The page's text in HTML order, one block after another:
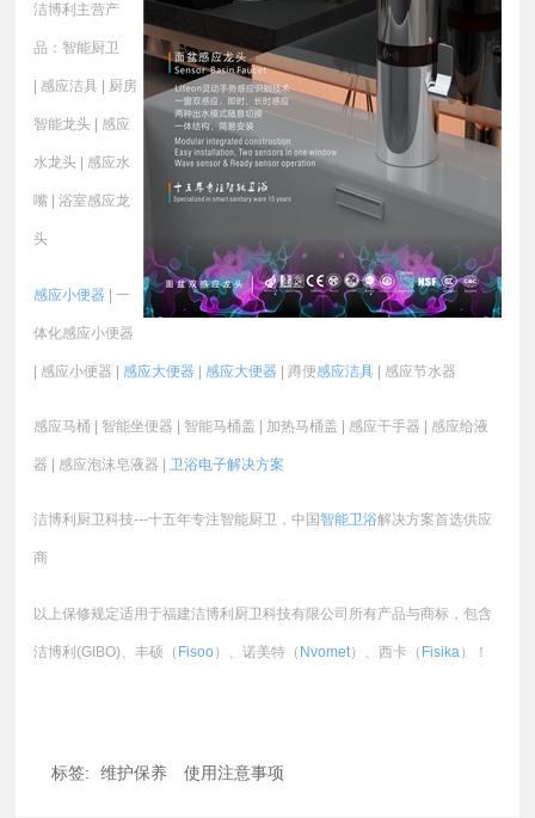
洁博利主营产
品：智能厨卫
| 感应洁具 | 厨房
智能龙头 | 感应
水龙头 | 感应水
嘴 | 浴室感应龙
头
感应小便器 | 一
体化感应小便器
| 感应小便器 |感应大便器 |感应大便器 | 蹲便感应洁具 | 感应节水器
感应马桶 | 智能坐便器 | 智能马桶盖 | 加热马桶盖 | 感应干手器 | 感应给液
器 | 感应泡沫皂液器 |卫浴电子解决方案
洁博利厨卫科技---十五年专注智能厨卫，中国智能卫浴解决方案首选供应
商
以上保修规定适用于福建洁博利厨卫科技有限公司所有产品与商标，包含
洁博利(GIBO)、丰硕（ Fisoo ）、诺美特（ Nvomet）、西卡（ Fisika）！
标签: 维护保养 使用注意事项